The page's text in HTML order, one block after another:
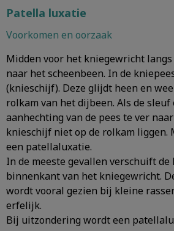
Patella luxatie
Voorkomen en oorzaak
Midden voor het kniegewricht
naar het scheenbeen. In de
(knieschijf). Deze glijdt heen en
rolkam van het dijbeen. Als de sleuf
aanhechting van de pees te ver
knieschijf niet op de rolkam liggen.
een patellaluxatie.
In de meeste gevallen verschuift
binnenkant van het kniegewricht.
wordt vooral gezien bij kleine
erfelijk.
Bij uitzondering wordt een